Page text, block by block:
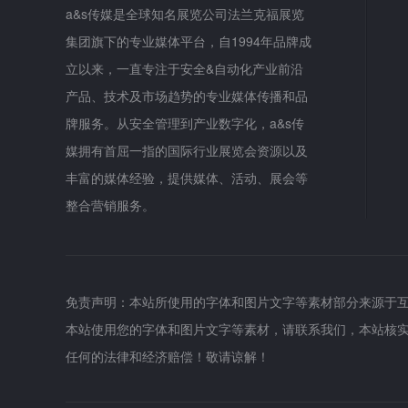
a&s传媒是全球知名展览公司法兰克福展览
集团旗下的专业媒体平台，自1994年品牌成
立以来，一直专注于安全&自动化产业前沿
产品、技术及市场趋势的专业媒体传播和品
牌服务。从安全管理到产业数字化，a&s传
媒拥有首屈一指的国际行业展览会资源以及
丰富的媒体经验，提供媒体、活动、展会等
整合营销服务。
免责声明：本站所使用的字体和图片文字等素材部分来源
本站使用您的字体和图片文字等素材，请联系我们，本站
任何的法律和经济赔偿！敬请谅解！